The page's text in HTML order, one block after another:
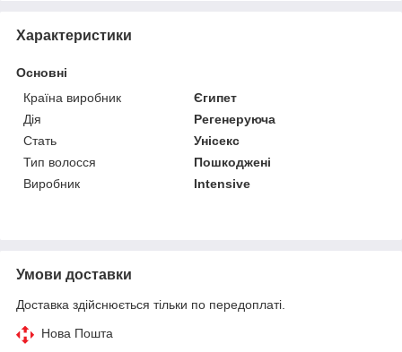
Характеристики
Основні
Країна виробник
Єгипет
Дія
Регенеруюча
Стать
Унісекс
Тип волосся
Пошкоджені
Виробник
Intensive
Умови доставки
Доставка здійснюється тільки по передоплаті.
Нова Пошта